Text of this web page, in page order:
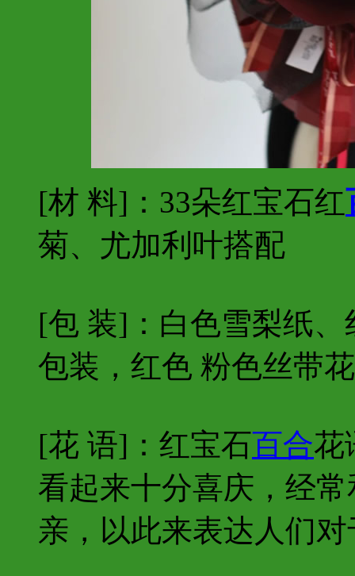
[材 料]：33朵红宝石红
菊、尤加利叶搭配
[包 装]：白色雪梨纸
包装，红色 粉色丝带
[花 语]： 红宝石百合花
看起来十分喜庆，经常
亲，以此来表达人们